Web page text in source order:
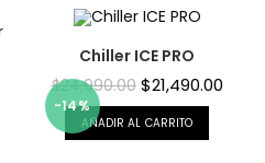
-14%
Chiller ICE PRO
$24,990.00 $21,490.00
AÑADIR AL CARRITO